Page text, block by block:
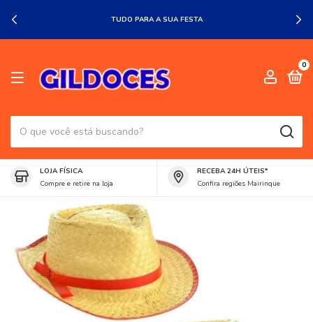
TUDO PARA A SUA FESTA
0
LOJA FÍSICA
Compre e retire na loja
RECEBA 24H ÚTEIS*
Confira regiões Mairinque